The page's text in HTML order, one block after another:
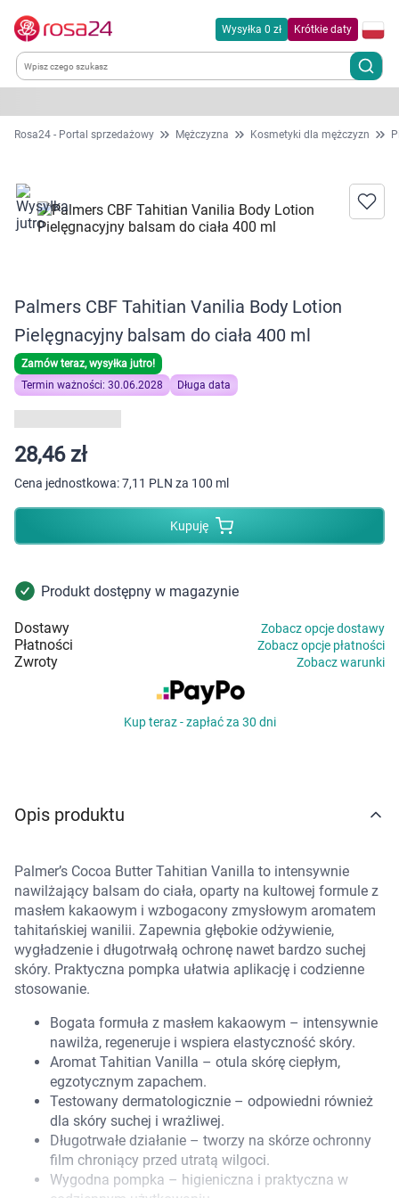
Korzystamy z plików cookies w celu
Wysyłka 0 zł Krótkie daty
Kategorie
Dla zwierząt
Zdrowie
Kobieta w ciąży i mama
Dziecko
Higiena
Kosmetyki
Mężczyzna
Zdrowy styl życia
Zabawki
Marki
Rosa24 - Portal sprzedażowy Mężczyzna Kosmetyki dla mężczyzn
Palmers CBF Tahitian Vanilia Body Lotion
Pielęgnacyjny balsam do ciała 400 ml
Zamów teraz, wysyłka jutro!
Termin ważności: 30.06.2028
Długa data
28,46 zł
Cena jednostkowa:7,11 PLN za 100 ml
Kupuję
Produkt dostępny w magazynie
Dostawy Zobacz opcje dostawy
Płatności Zobacz opcje płatności
Zwroty Zobacz warunki
Kup teraz - zapłać za 30 dni
Opis produktu
Palmer’s Cocoa Butter Tahitian Vanilla to intensywnie
nawilżający balsam do ciała, oparty na kultowej formule z
masłem kakaowym i wzbogacony zmysłowym aromatem
tahitańskiej wanilii. Zapewnia głębokie odżywienie,
wygładzenie i długotrwałą ochronę nawet bardzo suchej
skóry. Praktyczna pompka ułatwia aplikację i codzienne
stosowanie.
Bogata formuła z masłem kakaowym – intensywnie
nawilża, regeneruje i wspiera elastyczność skóry.
Aromat Tahitian Vanilla – otula skórę ciepłym,
egzotycznym zapachem.
Testowany dermatologicznie – odpowiedni również
dla skóry suchej i wrażliwej.
Długotrwałe działanie – tworzy na skórze ochronny
film chroniący przed utratą wilgoci.
Wygodna pompka – higieniczna i praktyczna w